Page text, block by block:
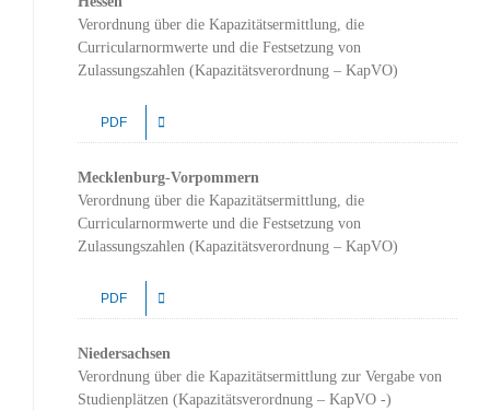
Verordnung über die Kapazitätsermittlung, die
Curricularnormwerte und die Festsetzung von
Zulassungszahlen (Kapazitätsverordnung – KapVO)
PDF
Mecklenburg-Vorpommern
Verordnung über die Kapazitätsermittlung, die
Curricularnormwerte und die Festsetzung von
Zulassungszahlen (Kapazitätsverordnung – KapVO)
PDF
Niedersachsen
Verordnung über die Kapazitätsermittlung zur Vergabe von
Studienplätzen (Kapazitätsverordnung – KapVO -)